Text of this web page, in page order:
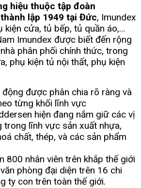
hiệu thuộc tập đoàn
lập 1949 tại Đức, Imundex
kiện cửa, tủ bếp, tủ quần áo,…
Imundex được biết đến rộng
phân phối chính thức, trong
phụ kiện tủ nội thất, phụ kiện
động được phân chia rõ ràng và
từng khối lĩnh vực
hiện đang nắm giữ các vị
trong lĩnh vực sản xuất nhựa,
chất, thép, và các sản phẩm
800 nhân viên trên khắp thế giới
phòng đại diện trên 16 chi
ty con trên toàn thế giới.